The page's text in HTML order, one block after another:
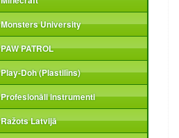
Monsters University
PAW PATROL
Play-Doh (Plastilīns)
Profesionāli instrumenti
Ražots Latvijā